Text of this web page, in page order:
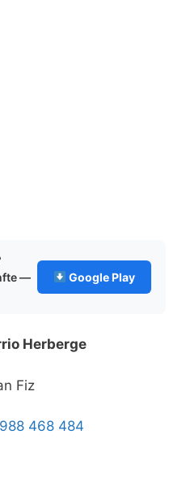
—
Google Play
Herberge
Fiz
988 468 484